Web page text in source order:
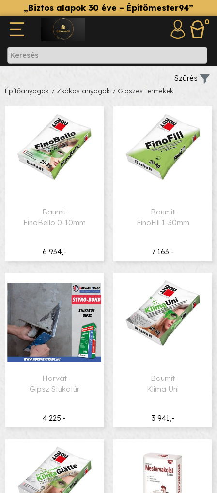
„Biztos alapok 30 éve – Építőmester94”
0
Építőanyagok / Zsákos anyagok / Gipszes termékek
6 934,-
Baumit
FinoBello 0-10mm
7 163,-
Baumit
FinoFill 1-30mm
4 225,-
Horvát
Gipsz Stukatúr
3 941,-
Baumit
Klima Uni
Szűrés